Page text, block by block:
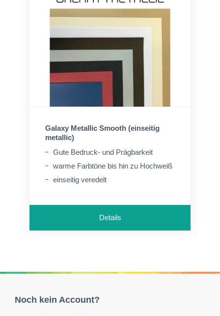
Galaxy Metallic Smooth (einseitig
metallic)
Gute Bedruck- und Prägbarkeit
warme Farbtöne bis hin zu Hochweiß
einseitig veredelt
Details
Noch kein Account?